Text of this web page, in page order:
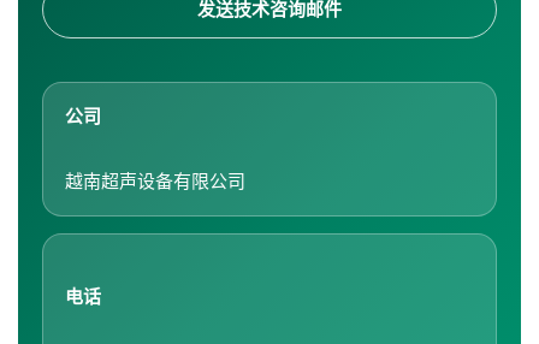
发送技术咨询邮件
公司
越南超声设备有限公司
电话